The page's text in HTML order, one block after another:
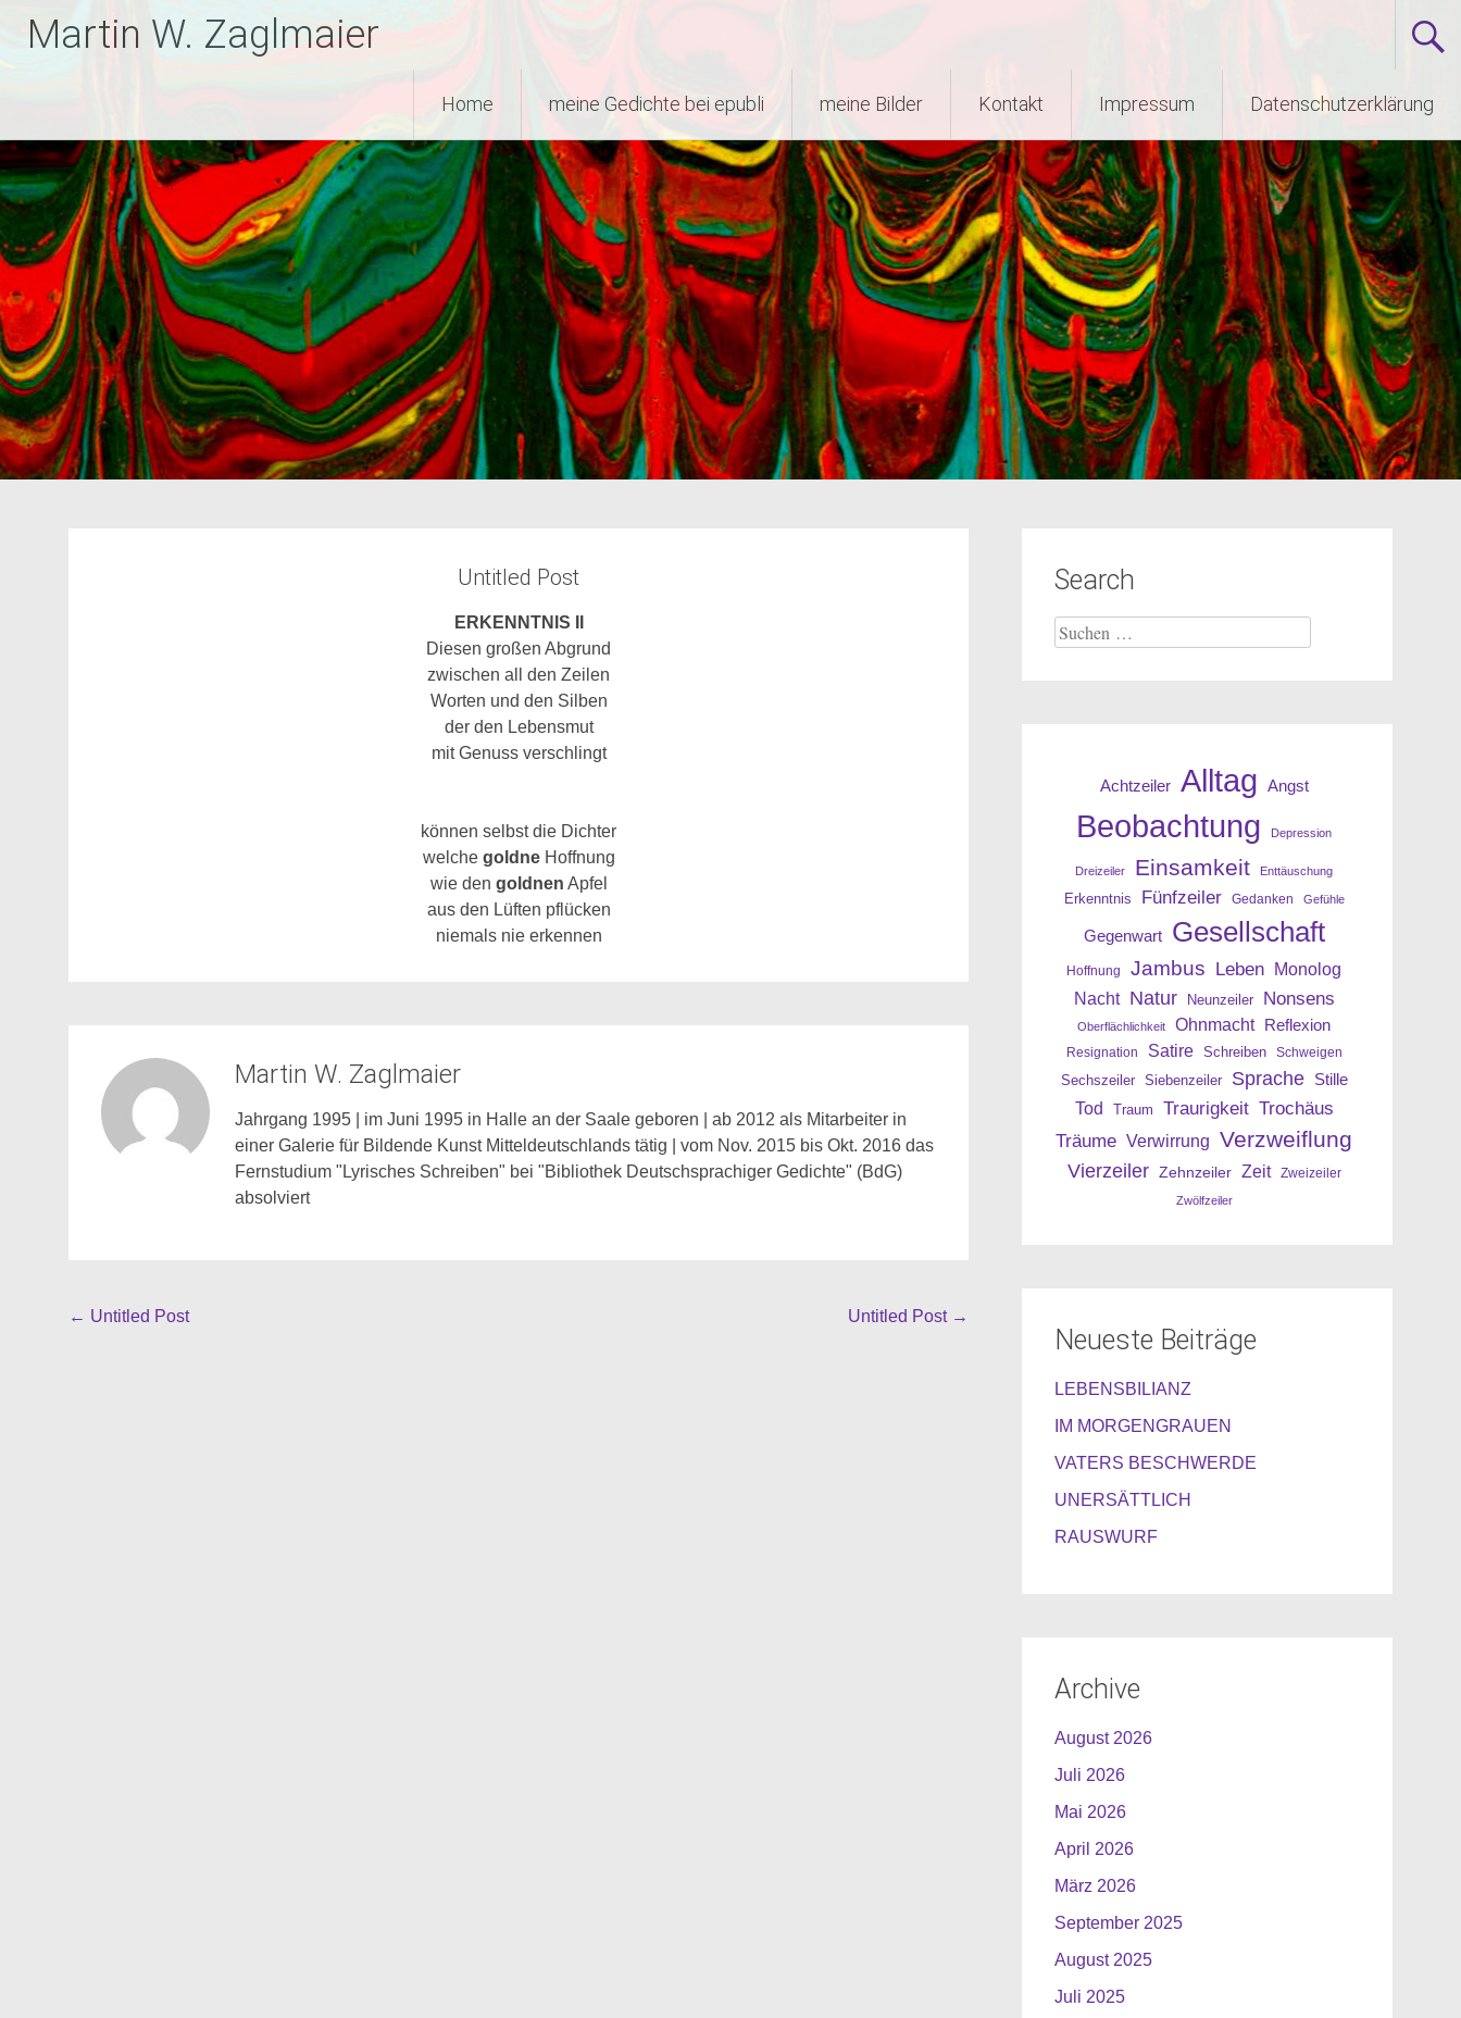
InhaltMartin W. Zaglmaier
Home meine Gedichte bei epubli meine Bilder Kontakt Impressum Datenschutzerklärung
Untitled Post
ERKENNTNIS II
Diesen großen Abgrund
zwischen all den Zeilen
Worten und den Silben
der den Lebensmut
mit Genuss verschlingt
können selbst die Dichter
welche goldneHoffnung
wie den goldnen Apfel
aus den Lüften pflücken
niemals nie erkennen
Martin W. Zaglmaier
Jahrgang 1995 | im Juni 1995 in Halle an der Saale geboren | ab 2012 als Mitarbeiter in
einer Galerie für Bildende Kunst Mitteldeutschlands tätig | vom Nov. 2015 bis Okt. 2016 das
Fernstudium "Lyrisches Schreiben" bei "Bibliothek Deutschsprachiger Gedichte" (BdG)
absolviert
Beitragsnavigation
← Untitled Post Untitled Post →
Search
Suche
nach:
Achtzeiler Alltag Angst
Beobachtung Depression
Dreizeiler Einsamkeit Enttäuschung
Erkenntnis Fünfzeiler Gedanken Gefühle
Gegenwart Gesellschaft
Hoffnung Jambus Leben Monolog
Nacht Natur Neunzeiler Nonsens
Oberflächlichkeit Ohnmacht Reflexion
Resignation Satire Schreiben Schweigen
Sechszeiler Siebenzeiler Sprache Stille
Tod Traum Traurigkeit Trochäus
Träume Verwirrung Verzweiflung
Vierzeiler Zehnzeiler Zeit Zweizeiler
Zwölfzeiler
Neueste Beiträge
LEBENSBILIANZ
IM MORGENGRAUEN
VATERS BESCHWERDE
UNERSÄTTLICH
RAUSWURF
Archive
August 2026
Juli 2026
Mai 2026
April 2026
März 2026
September 2025
August 2025
Juli 2025